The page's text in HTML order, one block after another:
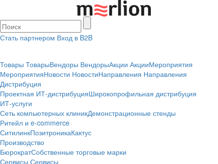
Стать партнером Вход в B2B
Товары ТоварыВендоры ВендорыАкции АкцииМероприятия
МероприятияНовости НовостиНаправления Направления
Дистрибуция
Проектная ИТ-дистрибуцияШирокопрофильная дистрибуция
ИТ-услуги
Сеть компьютерных клиникДемонстрационные стенды
Ритейл и e-commerce
СитилинкПозитроникаКактус
Производство
БюрократСобственные торговые марки
Сервисы Сервисы